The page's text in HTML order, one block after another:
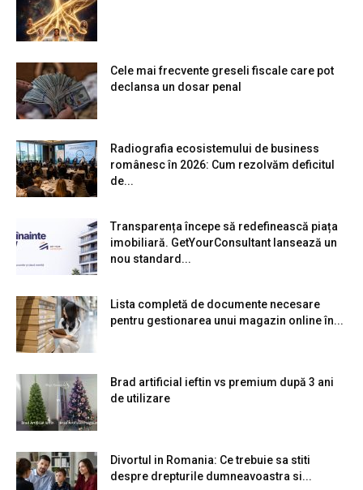
Cele mai frecvente greseli fiscale care pot
declansa un dosar penal
Radiografia ecosistemului de business
românesc în 2026: Cum rezolvăm deficitul
de...
Transparența începe să redefinească piața
imobiliară. GetYourConsultant lansează un
nou standard...
Lista completă de documente necesare
pentru gestionarea unui magazin online în...
Brad artificial ieftin vs premium după 3 ani
de utilizare
Divortul in Romania: Ce trebuie sa stiti
despre drepturile dumneavoastra si...